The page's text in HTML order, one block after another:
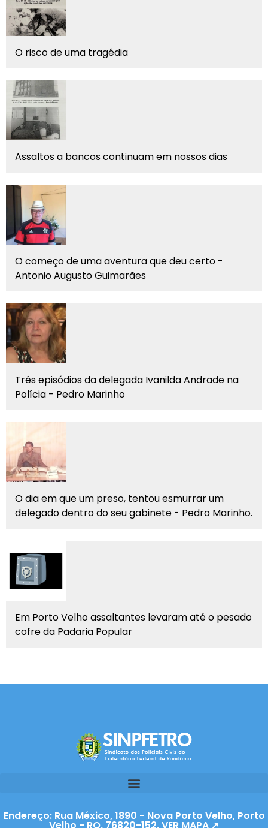
O risco de uma tragédia
Assaltos a bancos continuam em nossos dias
O começo de uma aventura que deu certo -
Antonio Augusto Guimarães
Três episódios da delegada Ivanilda Andrade na
Polícia - Pedro Marinho
O dia em que um preso, tentou esmurrar um
delegado dentro do seu gabinete - Pedro Marinho.
Em Porto Velho assaltantes levaram até o pesado
cofre da Padaria Popular
Endereço: Rua México, 1890 - Nova Porto Velho, Porto